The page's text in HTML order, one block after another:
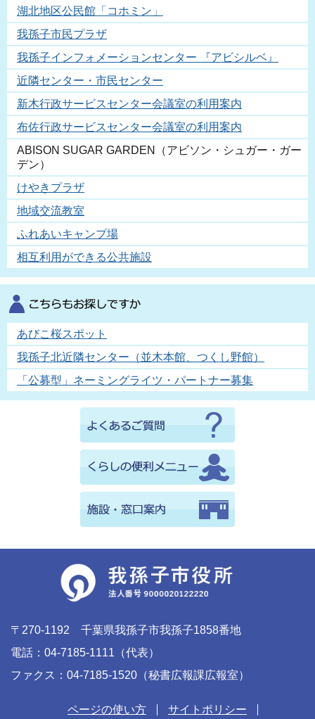
湖北地区公民館「コホミン」
我孫子市民プラザ
我孫子インフォメーションセンター 『アビシルベ』
近隣センター・市民センター
新木行政サービスセンター会議室の利用案内
布佐行政サービスセンター会議室の利用案内
ABISON SUGAR GARDEN（アビソン・シュガー・ガー
デン）
けやきプラザ
地域交流教室
ふれあいキャンプ場
相互利用ができる公共施設
あびこ桜スポット
我孫子北近隣センター（並木本館、つくし野館）
「公募型」ネーミングライツ・パートナー募集
〒270-1192 千葉県我孫子市我孫子1858番地
電話：04-7185-1111（代表）
ファクス：04-7185-1520（秘書広報課広報室）
ページの使い方 サイトポリシー